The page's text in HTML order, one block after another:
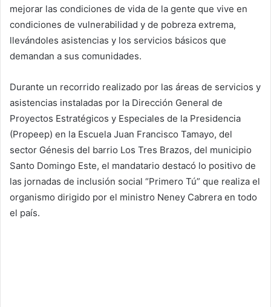
mejorar las condiciones de vida de la gente que vive en
condiciones de vulnerabilidad y de pobreza extrema,
llevándoles asistencias y los servicios básicos que
demandan a sus comunidades.
Durante un recorrido realizado por las áreas de servicios y
asistencias instaladas por la Dirección General de
Proyectos Estratégicos y Especiales de la Presidencia
(Propeep) en la Escuela Juan Francisco Tamayo, del
sector Génesis del barrio Los Tres Brazos, del municipio
Santo Domingo Este, el mandatario destacó lo positivo de
las jornadas de inclusión social “Primero Tú” que realiza el
organismo dirigido por el ministro Neney Cabrera en todo
el país.